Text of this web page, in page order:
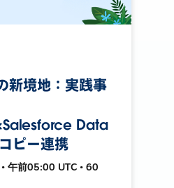
新境地：実践事
Data
ピー連携
午前05:00 UTC • 60